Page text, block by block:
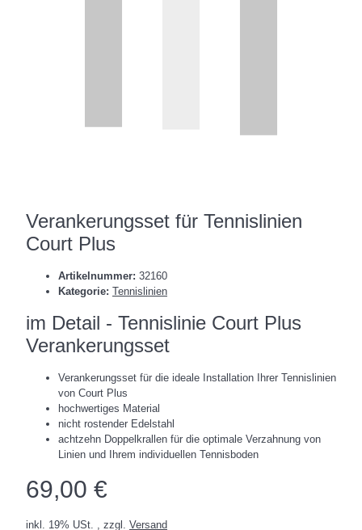
Verankerungsset für Tennislinien
Court Plus
Artikelnummer: 32160
Kategorie: Tennislinien
im Detail - Tennislinie Court Plus
Verankerungsset
Verankerungsset für die ideale Installation Ihrer Tennislinien
von Court Plus
hochwertiges Material
nicht rostender Edelstahl
achtzehn Doppelkrallen für die optimale Verzahnung von
Linien und Ihrem individuellen Tennisboden
69,00 €
inkl. 19% USt. , zzgl. Versand